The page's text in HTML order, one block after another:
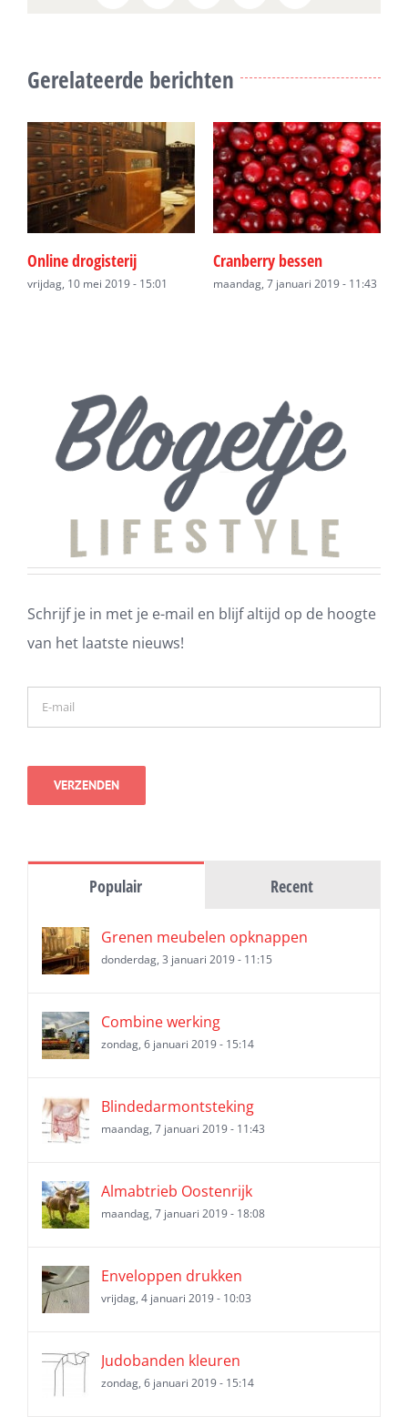
Gerelateerde berichten
Online drogisterij
vrijdag, 10 mei 2019 - 15:01
Cranberry bessen
maandag, 7 januari 2019 - 11:43
Schrijf je in met je e-mail en blijf altijd op de hoogte
van het laatste nieuws!
Populair Recent
Grenen meubelen opknappen
donderdag, 3 januari 2019 - 11:15
Combine werking
zondag, 6 januari 2019 - 15:14
Blindedarmontsteking
maandag, 7 januari 2019 - 11:43
Almabtrieb Oostenrijk
maandag, 7 januari 2019 - 18:08
Enveloppen drukken
vrijdag, 4 januari 2019 - 10:03
Judobanden kleuren
zondag, 6 januari 2019 - 15:14